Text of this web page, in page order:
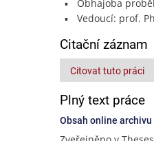
Obhajoba
Vedoucí: prof.
Citační záznam
Citovat tuto práci
Plný text práce
Obsah online